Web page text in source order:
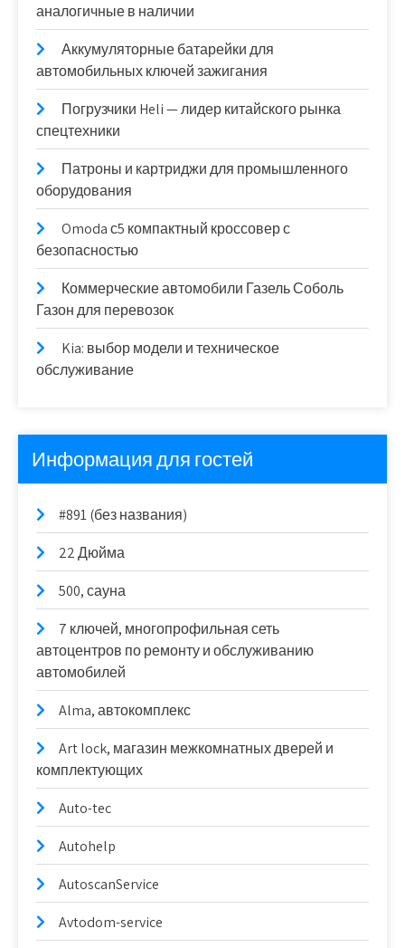
аналогичные в наличии
Аккумуляторные батарейки для
автомобильных ключей зажигания
Погрузчики Heli — лидер китайского рынка
спецтехники
Патроны и картриджи для промышленного
оборудования
Omoda с5 компактный кроссовер с
безопасностью
Коммерческие автомобили Газель Соболь
Газон для перевозок
Kia: выбор модели и техническое
обслуживание
Информация для гостей
#891 (без названия)
22 Дюйма
500, сауна
7 ключей, многопрофильная сеть
автоцентров по ремонту и обслуживанию
автомобилей
Alma, автокомплекс
Art lock, магазин межкомнатных дверей и
комплектующих
Auto-tec
Autohelp
AutoscanService
Avtodom-service